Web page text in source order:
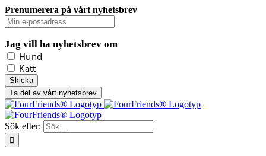
Prenumerera på vårt nyhetsbrev
Jag vill ha nyhetsbrev om
Hund
Katt
Ta del av vårt nyhetsbrev
Sök efter: